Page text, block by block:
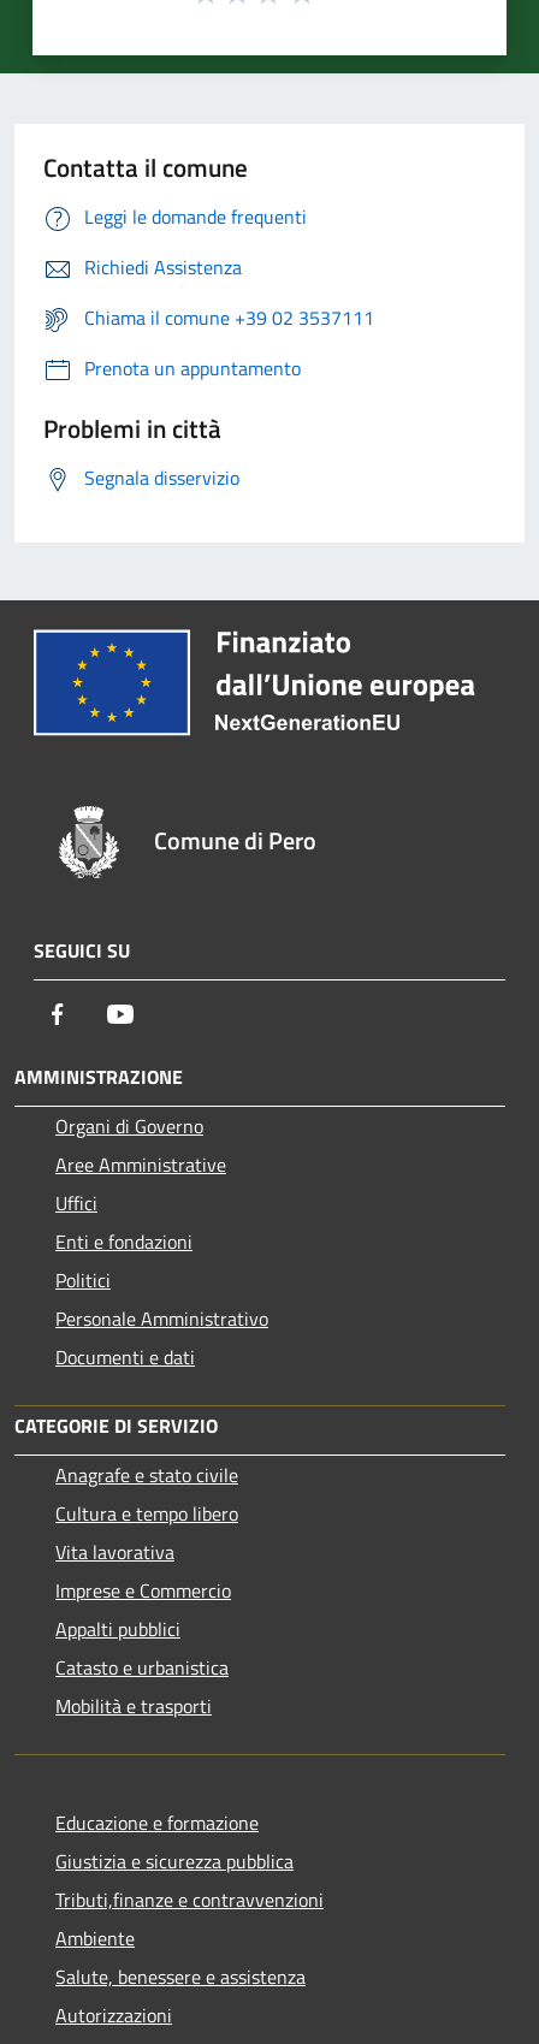
Contatta il comune
Leggi le domande frequenti
Richiedi Assistenza
Chiama il comune +39 02 3537111
Prenota un appuntamento
Problemi in città
Segnala disservizio
Comune di Pero
SEGUICI SU
Facebook
AMMINISTRAZIONE
Organi di Governo
Aree Amministrative
Uffici
Enti e fondazioni
Politici
Personale Amministrativo
Documenti e dati
CATEGORIE DI SERVIZIO
Anagrafe e stato civile
Cultura e tempo libero
Vita lavorativa
Imprese e Commercio
Appalti pubblici
Catasto e urbanistica
Mobilità e trasporti
Educazione e formazione
Giustizia e sicurezza pubblica
Tributi,finanze e contravvenzioni
Ambiente
Salute, benessere e assistenza
Autorizzazioni